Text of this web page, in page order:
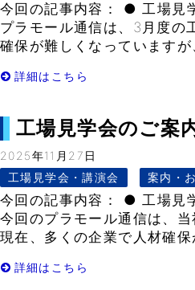
今回の記事内容： ● 工場見
プラモール通信は、3月度の
確保が難しくなっています
詳細はこちら
工場見学会のご案
2025年11月27日
工場見学会・講演会
案内・
今回の記事内容： ● 工場見
今回のプラモール通信は、
現在、多くの企業で人材確
詳細はこちら